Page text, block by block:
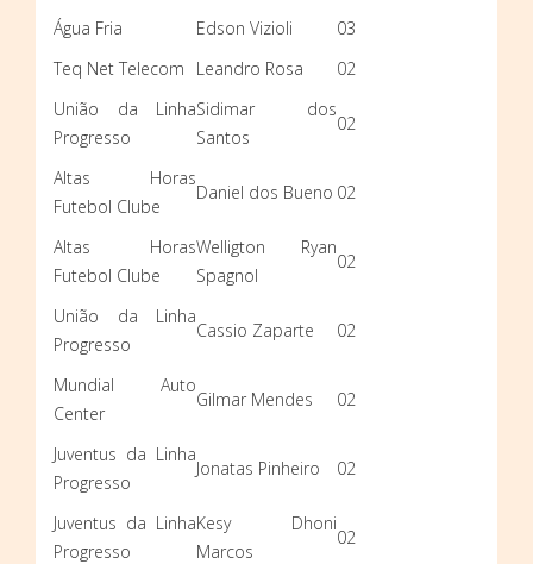
Água Fria
Edson Vizioli
03
Teq Net Telecom
Leandro Rosa
02
União da Linha
Progresso
Sidimar dos
Santos
02
Altas Horas
Futebol Clube
Daniel dos Bueno 02
Altas Horas
Futebol Clube
Welligton Ryan
Spagnol
02
União da Linha
Progresso
Cassio Zaparte 02
Mundial Auto
Center
Gilmar Mendes 02
Juventus da Linha
Progresso
Jonatas Pinheiro 02
Juventus da Linha
Progresso
Kesy Dhoni
Marcos
02